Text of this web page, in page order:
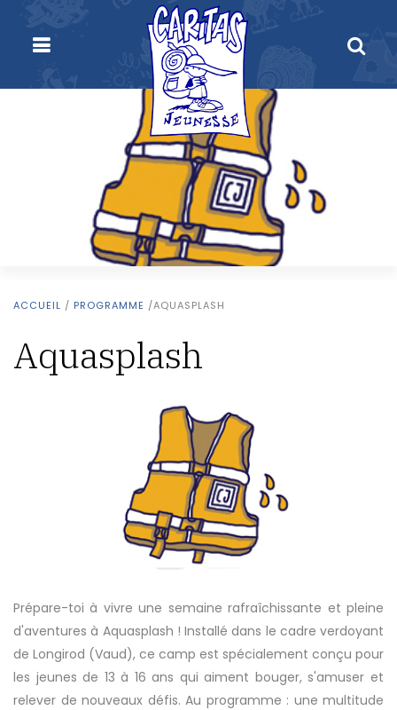
ACCUEIL / PROGRAMME /AQUASPLASH
Aquasplash
Prépare-toi à vivre une semaine rafraîchissante et pleine
d'aventures à Aquasplash ! Installé dans le cadre verdoyant
de Longirod (Vaud), ce camp est spécialement conçu pour
les jeunes de 13 à 16 ans qui aiment bouger, s'amuser et
relever de nouveaux défis. Au programme : une multitude